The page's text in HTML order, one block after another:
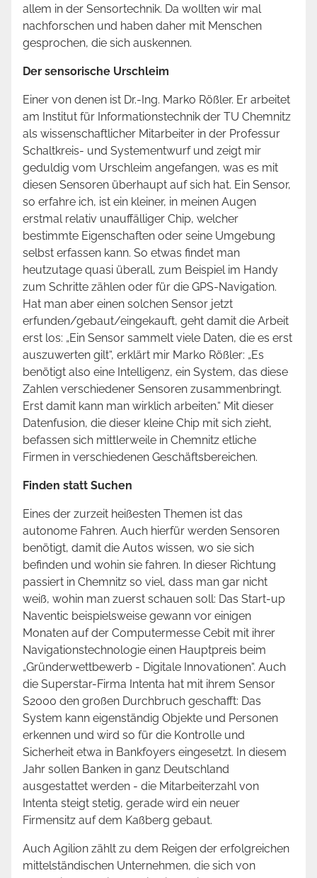
allem in der Sensortechnik. Da wollten wir mal
nachforschen und haben daher mit Menschen
gesprochen, die sich auskennen.
Der sensorische Urschleim
Einer von denen ist Dr.-Ing. Marko Rößler. Er arbeitet
am Institut für Informationstechnik der TU Chemnitz
als wissenschaftlicher Mitarbeiter in der Professur
Schaltkreis- und Systementwurf und zeigt mir
geduldig vom Urschleim angefangen, was es mit
diesen Sensoren überhaupt auf sich hat. Ein Sensor,
so erfahre ich, ist ein kleiner, in meinen Augen
erstmal relativ unauffälliger Chip, welcher
bestimmte Eigenschaften oder seine Umgebung
selbst erfassen kann. So etwas findet man
heutzutage quasi überall, zum Beispiel im Handy
zum Schritte zählen oder für die GPS-Navigation.
Hat man aber einen solchen Sensor jetzt
erfunden/gebaut/eingekauft, geht damit die Arbeit
erst los: „Ein Sensor sammelt viele Daten, die es erst
auszuwerten gilt“, erklärt mir Marko Rößler: „Es
benötigt also eine Intelligenz, ein System, das diese
Zahlen verschiedener Sensoren zusammenbringt.
Erst damit kann man wirklich arbeiten.“ Mit dieser
Datenfusion, die dieser kleine Chip mit sich zieht,
befassen sich mittlerweile in Chemnitz etliche
Firmen in verschiedenen Geschäftsbereichen.
Finden statt Suchen
Eines der zurzeit heißesten Themen ist das
autonome Fahren. Auch hierfür werden Sensoren
benötigt, damit die Autos wissen, wo sie sich
befinden und wohin sie fahren. In dieser Richtung
passiert in Chemnitz so viel, dass man gar nicht
weiß, wohin man zuerst schauen soll: Das Start-up
Naventic beispielsweise gewann vor einigen
Monaten auf der Computermesse Cebit mit ihrer
Navigationstechnologie einen Hauptpreis beim
„Gründerwettbewerb - Digitale Innovationen“. Auch
die Superstar-Firma Intenta hat mit ihrem Sensor
S2000 den großen Durchbruch geschafft: Das
System kann eigenständig Objekte und Personen
erkennen und wird so für die Kontrolle und
Sicherheit etwa in Bankfoyers eingesetzt. In diesem
Jahr sollen Banken in ganz Deutschland
ausgestattet werden - die Mitarbeiterzahl von
Intenta steigt stetig, gerade wird ein neuer
Firmensitz auf dem Kaßberg gebaut.
Auch Agilion zählt zu dem Reigen der erfolgreichen
mittelständischen Unternehmen, die sich von